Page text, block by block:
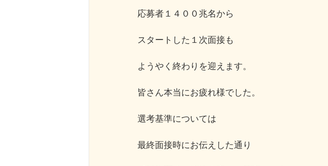
応募者１４００兆名から
スタートした１次面接も
ようやく終わりを迎えます。
皆さん本当にお疲れ様でした。
選考基準については
最終面接時にお伝えした通り